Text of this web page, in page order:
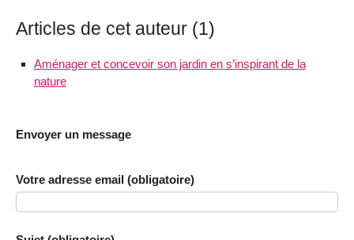
Articles de cet auteur (1)
Aménager et concevoir son jardin en s’inspirant de la
nature
Envoyer un message
Votre adresse email (obligatoire)